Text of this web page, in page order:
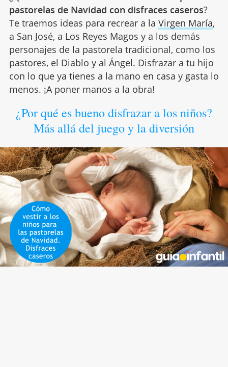
pastorelas de Navidad con disfraces caseros?
Te traemos ideas para recrear a la Virgen María,
a San José, a Los Reyes Magos y a los demás
personajes de la pastorela tradicional, como los
pastores, el Diablo y al Ángel. Disfrazar a tu hijo
con lo que ya tienes a la mano en casa y gasta lo
menos. ¡A poner manos a la obra!
¿Por qué es bueno disfrazar a los niños?
Más allá del juego y la diversión